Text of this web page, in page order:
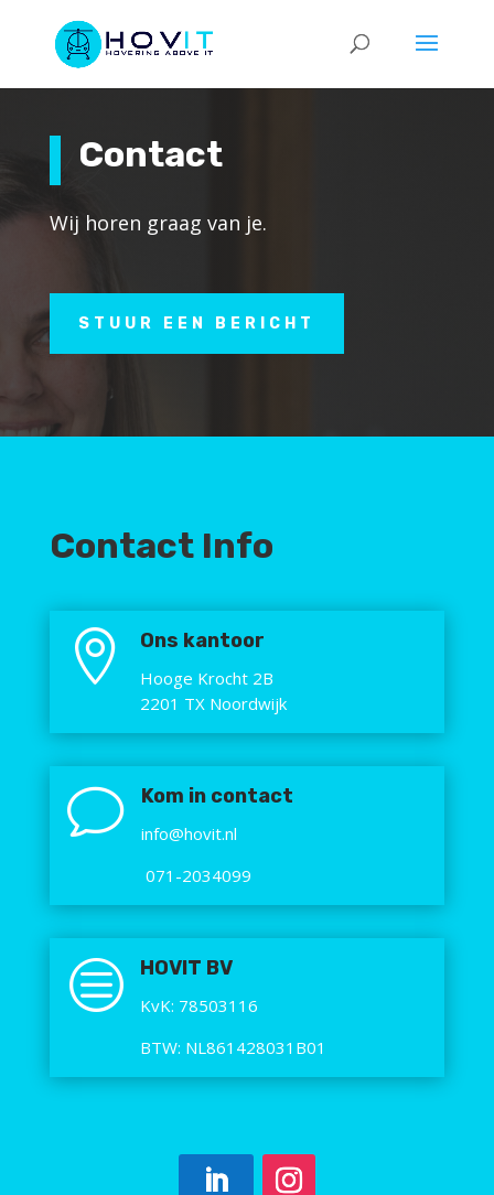
Contact
Wij horen graag van je.
STUUR EEN BERICHT
Contact Info
 Ons kantoor
Hooge Krocht 2B
2201 TX Noordwijk
v Kom in contact
info@hovit.nl
071-2034099
c HOVIT BV
KvK: 78503116
BTW: NL861428031B01